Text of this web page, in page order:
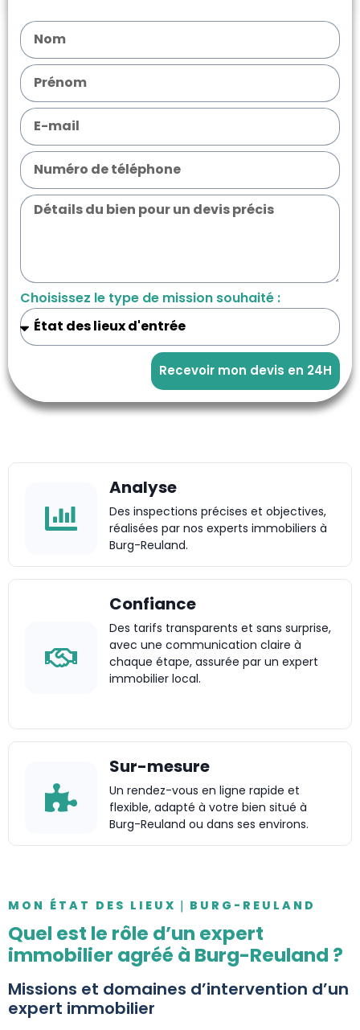
Choisissez le type de mission souhaité :
Recevoir mon devis en 24H
Analyse
Des inspections précises et objectives,
réalisées par nos experts immobiliers à
Burg-Reuland.
Confiance
Des tarifs transparents et sans surprise,
avec une communication claire à
chaque étape, assurée par un expert
immobilier local.
Sur-mesure
Un rendez-vous en ligne rapide et
flexible, adapté à votre bien situé à
Burg-Reuland ou dans ses environs.
MON ÉTAT DES LIEUX｜BURG-REULAND
Quel est le rôle d’un expert
immobilier agréé à Burg-Reuland ?
Missions et domaines d’intervention d’un
expert immobilier